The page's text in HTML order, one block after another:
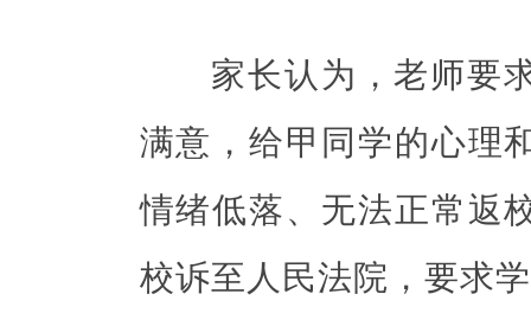
家长认为，老师要求
满意，给甲同学的心理
情绪低落、无法正常返
校诉至人民法院，要求